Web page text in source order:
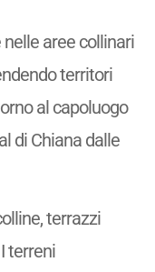
aree collinari
territori
al capoluogo
di Chiana dalle
terrazzi
terreni